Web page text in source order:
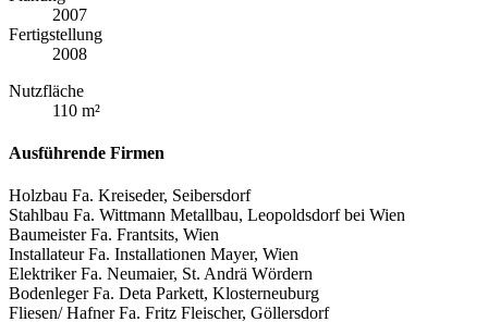
2007
Fertigstellung
2008
Nutzfläche
110 m²
Ausführende Firmen
Holzbau Fa. Kreiseder, Seibersdorf
Stahlbau Fa. Wittmann Metallbau, Leopoldsdorf bei Wien
Baumeister Fa. Frantsits, Wien
Installateur Fa. Installationen Mayer, Wien
Elektriker Fa. Neumaier, St. Andrä Wördern
Bodenleger Fa. Deta Parkett, Klosterneuburg
Fliesen/ Hafner Fa. Fritz Fleischer, Göllersdorf